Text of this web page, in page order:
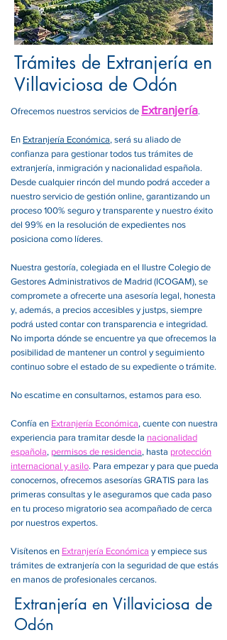
Trámites de Extranjería en
Villaviciosa de Odón
Ofrecemos nuestros servicios de Extranjería.
En Extranjería Económica, será su aliado de
confianza para gestionar todos tus trámites de
extranjería, inmigración y nacionalidad española.
Desde cualquier rincón del mundo podrá acceder a
nuestro servicio de gestión online, garantizando un
proceso 100% seguro y transparente y nuestro éxito
del 99% en la resolución de expedientes nos
posiciona como líderes.
Nuestra gestoría, colegiada en el Ilustre Colegio de
Gestores Administrativos de Madrid (ICOGAM), se
compromete a ofrecerte una asesoría legal, honesta
y, además, a precios accesibles y justps, siempre
podrá usted contar con transparencia e integridad.
No importa dónde se encuentre ya que ofrecemos la
posibilidad de mantener un control y seguimiento
continuo sobre el estado de su expediente o trámite.
No escatime en consultarnos, estamos para eso.
Confía en Extranjería Económica, cuente con nuestra
experiencia para tramitar desde la nacionalidad
española, permisos de residencia, hasta protección
internacional y asilo. Para empezar y para que pueda
conocernos, ofrecemos asesorías GRATIS para las
primeras consultas y le aseguramos que cada paso
en tu proceso migratorio sea acompañado de cerca
por nuestros expertos.
Visítenos en Extranjería Económica y empiece sus
trámites de extranjería con la seguridad de que estás
en manos de profesionales cercanos.
Extranjería en Villaviciosa de
Odón